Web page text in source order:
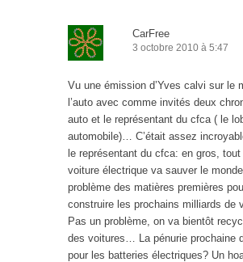
CarFree
3 octobre 2010 à 5:47
Vu une émission d’Yves calvi sur le
l’auto avec comme invités deux
auto et le représentant du cfca ( le
automobile)… C’était assez
le représentant du cfca: en gros,
voiture électrique va sauver le
problème des matières premières
construire les prochains milliards de
Pas un problème, on va bientôt
des voitures… La pénurie prochaine
pour les batteries électriques? Un